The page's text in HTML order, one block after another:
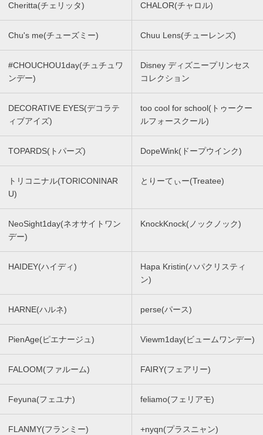
Cheritta(チェリッタ) CHALOR(チャロル)
Chu's me(チューズミー) Chuu Lens(チューレンズ)
#CHOUCHOU1day(チュチュワ
ンデー)
Disney ディズニープリンセス
コレクション
DECORATIVE EYES(デコラテ
ィブアイズ)
too cool for school(トゥークー
ルフォースクール)
TOPARDS(トパーズ) DopeWink(ドープウインク)
トリコニナル(TORICONINAR
U)
とりーてぃー(Treatee)
NeoSight1day(ネオサイトワン
デー)
KnockKnock(ノックノック)
HAIDEY(ハイディ)
Hapa Kristin(ハパクリスティ
ン)
HARNE(ハルネ) perse(パース)
PienAge(ピエナージュ) Viewm1day(ビュームワンデー)
FALOOM(ファルーム) FAIRY(フェアリー)
Feyuna(フェユナ) feliamo(フェリアモ)
FLANMY(フランミー) +nyqn(プラスニャン)